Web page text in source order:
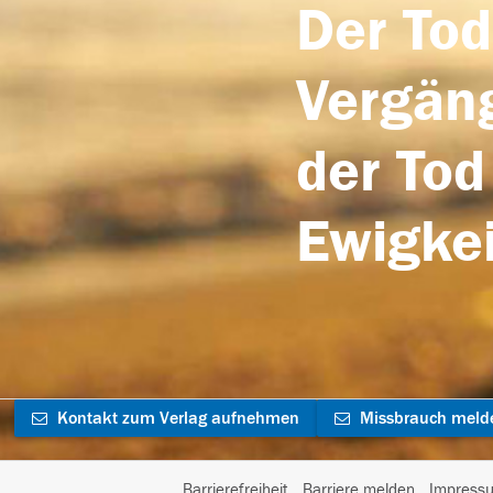
Der
der
Kontakt zum Verlag aufnehmen Missbrauch